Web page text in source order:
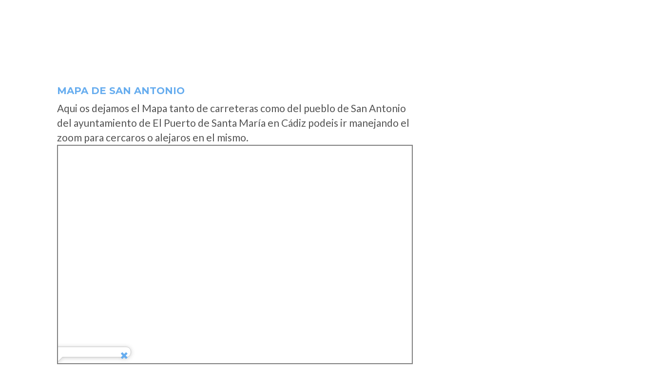
MAPA DE SAN ANTONIO
Aqui os dejamos el Mapa tanto de carreteras como del pueblo de San Antonio
del ayuntamiento de El Puerto de Santa María en Cádiz podeis ir manejando el
zoom para cercaros o alejaros en el mismo.